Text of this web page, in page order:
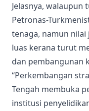
Jelasnya,
Petronas-
tenaga, namun
luas kerana turut
dan pembangunan
“Perkembangan
Tengah membuka
institusi